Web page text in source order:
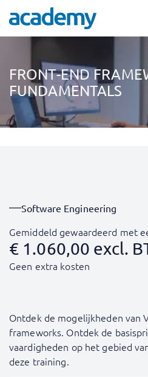
FRONT-END
FUNDAMENTALS
Software Engineering
Gemiddeld gewaardeerd met
€ 1.060,00 excl.
Geen extra kosten
Ontdek de mogelijkheden van
frameworks. Ontdek de
vaardigheden op het gebied
deze training.